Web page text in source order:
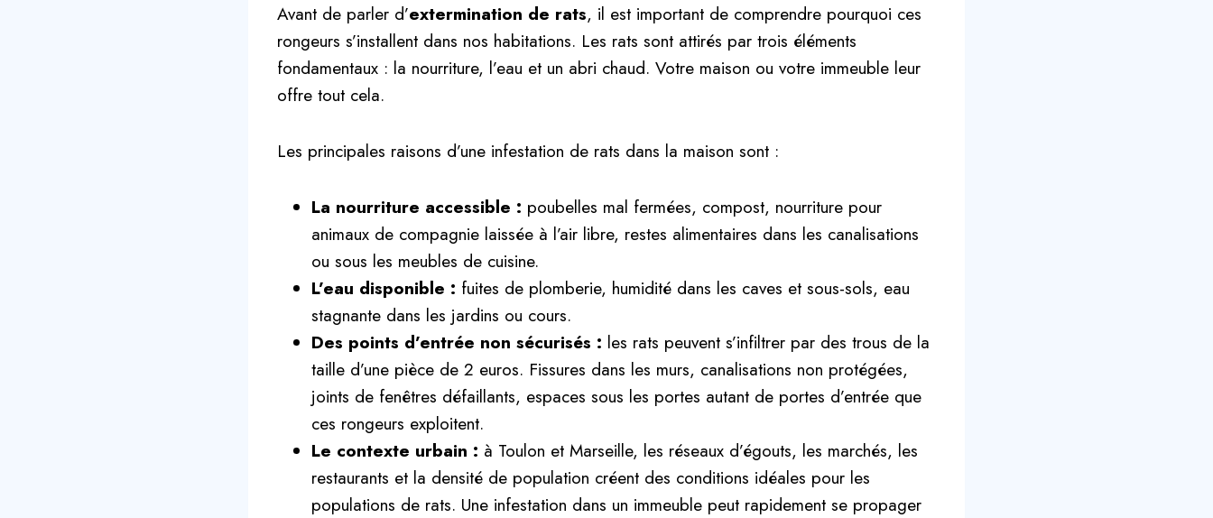
Avant de parler d’extermination de rats, il est important de comprendre pourquoi ces
rongeurs s’installent dans nos habitations. Les rats sont attirés par trois éléments
fondamentaux : la nourriture, l’eau et un abri chaud. Votre maison ou votre immeuble leur
offre tout cela.
Les principales raisons d’une infestation de rats dans la maison sont :
La nourriture accessible : poubelles mal fermées, compost, nourriture pour
animaux de compagnie laissée à l’air libre, restes alimentaires dans les canalisations
ou sous les meubles de cuisine.
L’eau disponible : fuites de plomberie, humidité dans les caves et sous-sols, eau
stagnante dans les jardins ou cours.
Des points d’entrée non sécurisés : les rats peuvent s’infiltrer par des trous de la
taille d’une pièce de 2 euros. Fissures dans les murs, canalisations non protégées,
joints de fenêtres défaillants, espaces sous les portes autant de portes d’entrée que
ces rongeurs exploitent.
Le contexte urbain : à Toulon et Marseille, les réseaux d’égouts, les marchés, les
restaurants et la densité de population créent des conditions idéales pour les
populations de rats. Une infestation dans un immeuble peut rapidement se propager